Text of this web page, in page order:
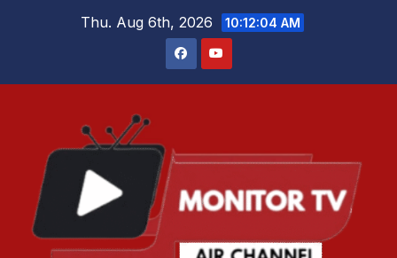
Thu. Aug 6th, 2026 10:12:04 AM